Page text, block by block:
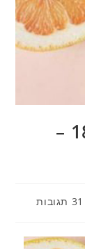
אירועי דיומא – 18.06.2026 –